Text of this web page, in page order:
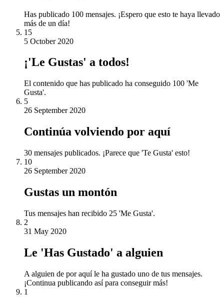
Has publicado 100 mensajes. ¡Espero que esto te haya llevado
más de un día!
15
5 October 2020
¡'Le Gustas' a todos!
El contenido que has publicado ha conseguido 100 'Me
Gusta'.
5
26 September 2020
Continúa volviendo por aquí
30 mensajes publicados. ¡Parece que 'Te Gusta' esto!
10
26 September 2020
Gustas un montón
Tus mensajes han recibido 25 'Me Gusta'.
2
31 May 2020
Le 'Has Gustado' a alguien
A alguien de por aquí le ha gustado uno de tus mensajes.
¡Continua publicando así para conseguir más!
1